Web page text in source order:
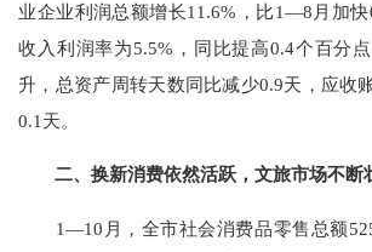
业企业利润总额增长11.6% ，比1—8 月加快
收入利润率为5.5% ，同比提高0.4个百分
升，总资产周转天数同比减少0.9天，应收
0.1 天。
二、换新消费依然活跃，文旅市场不断
1—10 月，全市社会消费品零售总额